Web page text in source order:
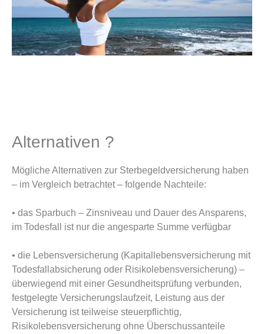
Alternativen ?
Mögliche Alternativen zur Sterbegeldversicherung haben
– im Vergleich betrachtet – folgende Nachteile:
• das Sparbuch – Zinsniveau und Dauer des Ansparens,
im Todesfall ist nur die angesparte Summe verfügbar
• die Lebensversicherung (Kapitallebensversicherung mit
Todesfallabsicherung oder Risikolebensversicherung) –
überwiegend mit einer Gesundheitsprüfung verbunden,
festgelegte Versicherungslaufzeit, Leistung aus der
Versicherung ist teilweise steuerpflichtig,
Risikolebensversicherung ohne Überschussanteile